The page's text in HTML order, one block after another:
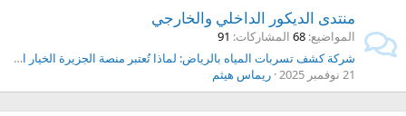
منتدى الديكور الداخلي والخارجي
المواضيع 68 المشاركات 91
شركة كشف تسربات المياه بالرياض: لماذا تُعتبر منصة الجزيرة الخيار الأول؟
21 نوفمبر 2025
ريماس هيثم